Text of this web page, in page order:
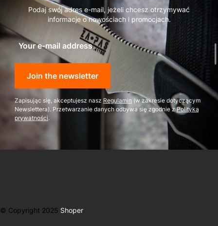
Podaj swój adres e-mail, jeżeli chcesz otrzymywać
informacje o nowościach i promocjach.
Your e-mail address
Join the newsletter
Zapisując się, akceptujesz nasz Regulamin (w zakresie dotyczącym
Newslettera). Przetwarzanie danych odbywa się zgodnie zPolityką
prywatności.
© Copyright 2025 Shoper